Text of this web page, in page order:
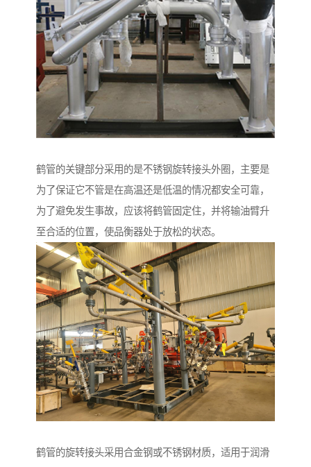
鹤管的关键部分采用的是不锈钢旋转接头外圈，主要是
为了保证它不管是在高温还是低温的情况都安全可靠，
为了避免发生事故，应该将鹤管固定住，并将输油臂升
至合适的位置，使品衡器处于放松的状态。
鹤管的旋转接头采用合金钢或不锈钢材质，适用于润滑